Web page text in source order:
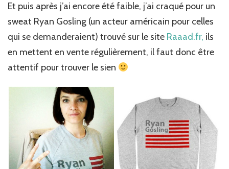
Et puis après j’ai encore été faible, j’ai craqué pour un
sweat Ryan Gosling (un acteur américain pour celles
qui se demanderaient) trouvé sur le site Raaad.fr, ils
en mettent en vente régulièrement, il faut donc être
attentif pour trouver le sien